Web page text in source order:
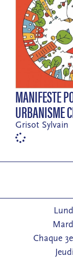
MANIFESTE
URBANISME
Grisot Sylvain
Chaque